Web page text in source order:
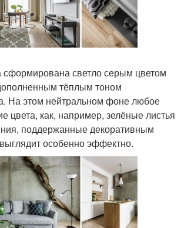
светло серым цветом
тёплым тоном
На этом нейтральном фоне любое
цвета, как, например, зелёные листья
поддержанные декоративным
особенно эффектно.